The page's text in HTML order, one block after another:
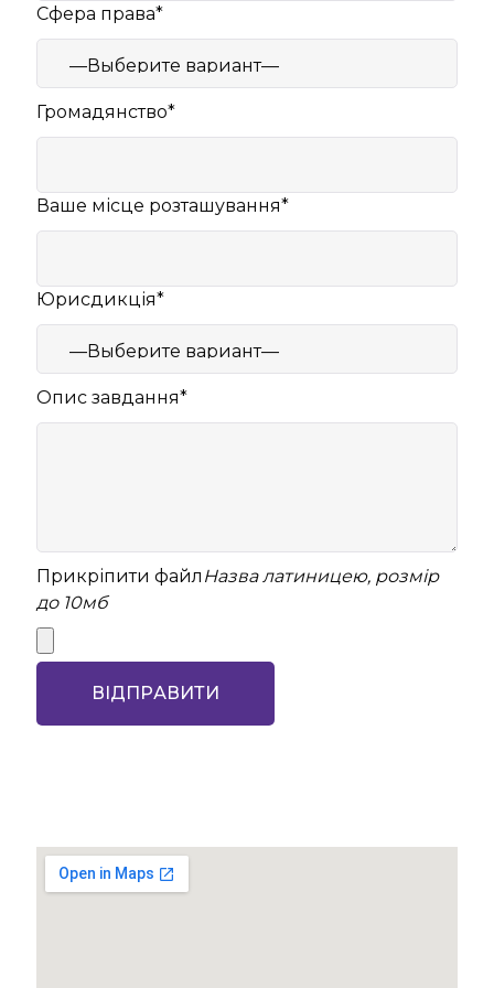
Сфера права*
Громадянство*
Ваше місце розташування*
Юрисдикція*
Опис завдання*
Прикріпити файл Назва латиницею, розмір
до 10мб